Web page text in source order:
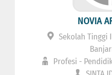
NOVIA
Sekolah Tinggi
Profesi -